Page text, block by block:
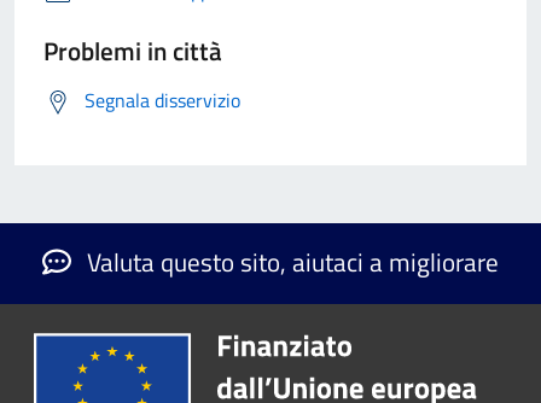
Problemi in città
Segnala disservizio
Valuta questo sito, aiutaci a migliorare